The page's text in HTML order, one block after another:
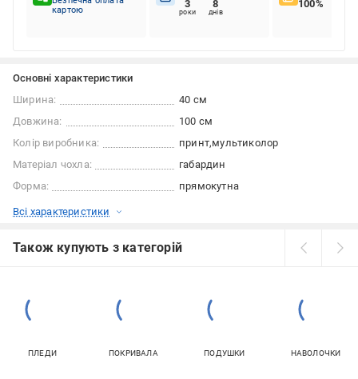
картою
3
роки
8
днів
100%
Основні характеристики
Ширина:
40 см
Довжина:
100 см
Колір виробника:
принт мультиколор
Матеріал чохла:
габардин
Форма:
прямокутна
Всі характеристики
Також купують з категорій
ПЛЕДИ ПОКРИВАЛА ПОДУШКИ НАВОЛОЧКИ